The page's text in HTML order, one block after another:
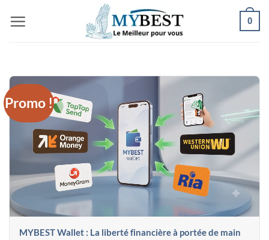
au
0
Promo !
MYBEST Wallet : La liberté financière à portée de main